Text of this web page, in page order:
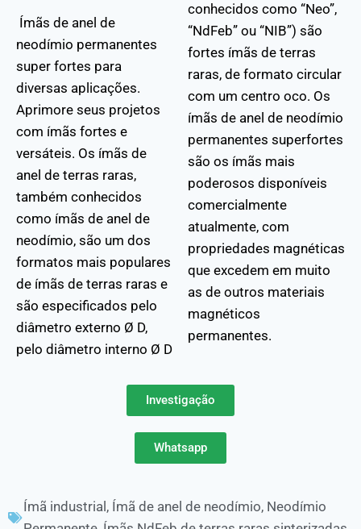
Ímãs de anel de
neodímio permanentes
super fortes para
diversas aplicações.
Aprimore seus projetos
com ímãs fortes e
versáteis. Os ímãs de
anel de terras raras,
também conhecidos
como ímãs de anel de
neodímio, são um dos
formatos mais populares
de ímãs de terras raras e
são especificados pelo
diâmetro externo Ø D,
pelo diâmetro interno Ø D
conhecidos como “Neo”,
“NdFeb” ou “NIB”) são
fortes ímãs de terras
raras, de formato circular
com um centro oco. Os
ímãs de anel de neodímio
permanentes superfortes
são os ímãs mais
poderosos disponíveis
comercialmente
atualmente, com
propriedades magnéticas
que excedem em muito
as de outros materiais
magnéticos
permanentes.
Investigação
Whatsapp
Ímã industrial , Ímã de anel de neodímio, Neodímio